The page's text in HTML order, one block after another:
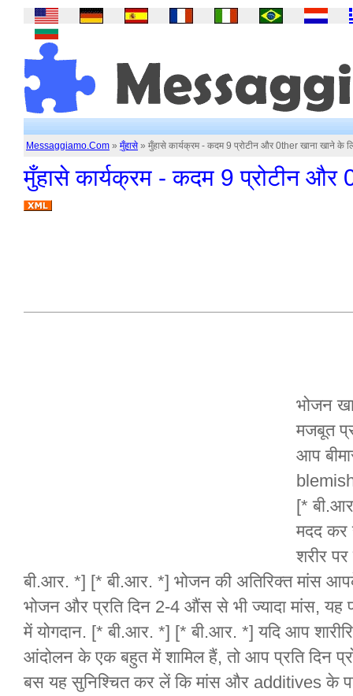
Messaggiamo.Com » मुँहासे » मुँहासे कार्यक्रम - कदम 9 प्रोटीन और 0ther खाना खाने के
मुँहासे कार्यक्रम - कदम 9 प्रोटीन और
भोजन
मजबूत
आप
[*
मदद कर
शरीर
बी.आर. *] [* बी.आर. *] भोजन की अतिरिक्त मांस
भोजन और प्रति दिन 2-4 औंस से भी ज्यादा मांस, यह
में योगदान. [* बी.आर. *] [* बी.आर. *] यदि आप
आंदोलन के एक बहुत में शामिल हैं, तो आप प्रति दिन
बस यह सुनिश्चित कर लें कि मांस और additives के